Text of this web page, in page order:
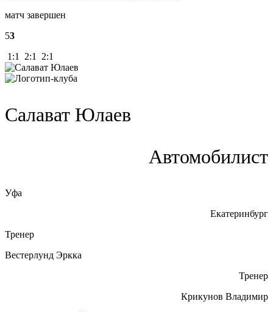
матч завершен
53
1:1 2:1 2:1
Салават Юлаев
Автомобилист
Уфа
Екатеринбург
Тренер
Вестерлунд Эркка
Тренер
Крикунов Владимир